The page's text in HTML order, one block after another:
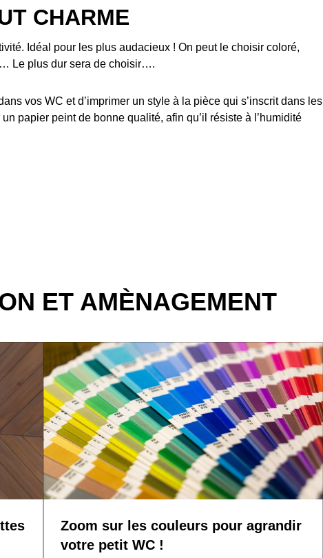
CHARME
Idéal pour les plus audacieux ! On peut le choisir coloré,
Le plus dur sera de choisir….
vos WC et d’imprimer un style à la pièce qui s’inscrit dans les
papier peint de bonne qualité, afin qu’il résiste à l’humidité
ET AMÈNAGEMENT
Zoom sur les couleurs pour agrandir
votre petit WC !